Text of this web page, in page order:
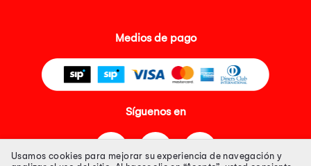
Medios de pago
Síguenos en
Usamos cookies para mejorar su experiencia de navegación y